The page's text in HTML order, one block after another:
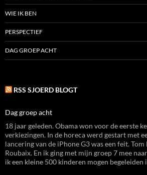
WIE IK BEN
PERSPECTIEF
DAG GROEP ACHT
RSS SJOERD BLOGT
Dag groep acht
18 jaar geleden. Obama won voor de eerste
verkiezingen. In de horeca werd gestart met
lancering van de iPhone G3 was een feit.
Roubaix. En ik ging met mijn groep 7 mee
ik een kleine 500 kinderen mogen begeleiden